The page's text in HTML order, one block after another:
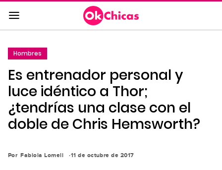
Saltar
al
contenido
a
la
navegación
principal
Hombres
Es entrenador personal y
luce idéntico a Thor;
¿tendrías una clase con el
doble de Chris Hemsworth?
Por Fabiola Lomeli 11 de octubre de 2017